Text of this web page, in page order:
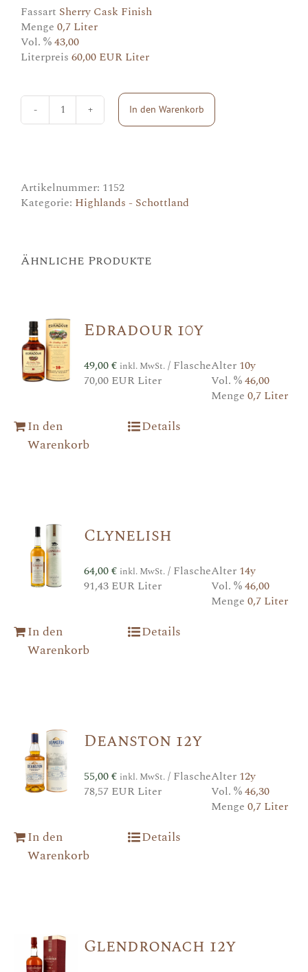
Fassart Sherry Cask Finish
Menge 0,7 Liter
Vol. %43,00
Literpreis 60,00 EUR Liter
Tullibardine
Sherry
In den Warenkorb
Artikelnummer: 1152
Kategorie: Highlands - Schottland
Ähnliche Produkte
Edradour 10y
49,00€ inkl. MwSt./ Flasche
70,00 EUR Liter
Alter 10y
Vol. %46,00
Menge 0,7 Liter
In den
Warenkorb
Details
Clynelish
64,00€ inkl. MwSt./ Flasche
91,43 EUR Liter
Alter 14y
Vol. %46,00
Menge 0,7 Liter
In den
Warenkorb
Details
Deanston 12y
55,00€ inkl. MwSt./ Flasche
78,57 EUR Liter
Alter 12y
Vol. %46,30
Menge 0,7 Liter
In den
Warenkorb
Details
Glendronach 12y